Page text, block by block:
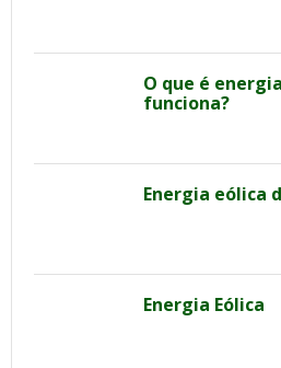
O que é
funciona?
Energia eólica
Energia Eólica